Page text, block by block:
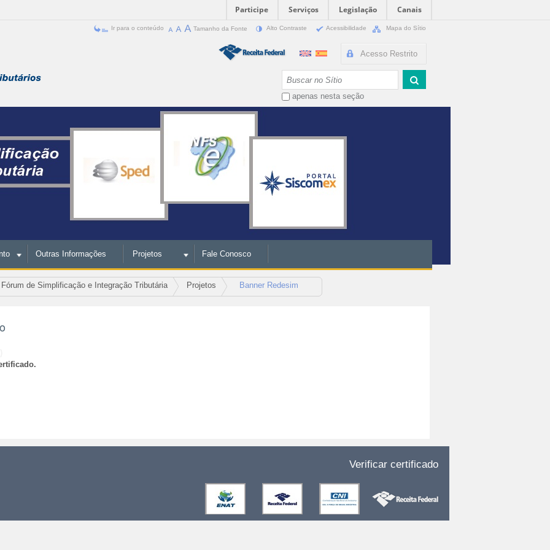
Participe Serviços Legislação
Canais
Ir para o conteúdo Tamanho da Fonte Alto Contraste Acessibilidade Mapa do Sítio
Acesso Restrito
apenas nesta seção
Outras Informações Projetos Fale Conosco
Fórum de Simplificação e Integração Tributária Projetos Banner Redesim
Verificar certificado